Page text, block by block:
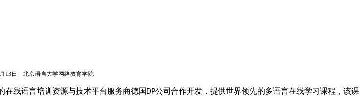
13日 北京语言大学网络教育学院
在线语言培训资源与技术平台服务商德国DP公司合作开发，提供世界领先的多语言在线学习课程，该课